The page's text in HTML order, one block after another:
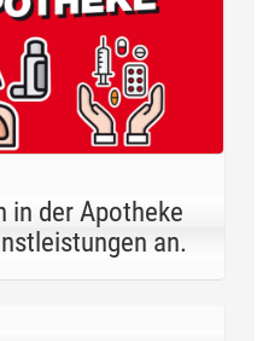
in der Apotheke
an.